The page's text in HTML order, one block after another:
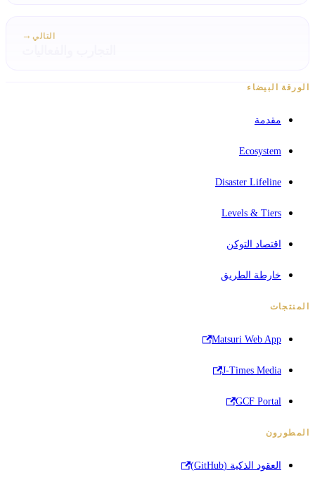
التالي→
الورقة البيضاء
مقدمة
Ecosystem
Disaster Lifeline
Levels & Tiers
اقتصاد التوكن
خارطة الطريق
المنتجات
Matsuri Web App
J-Times Media
GCF Portal
المطورون
العقود الذكية (GitHub)